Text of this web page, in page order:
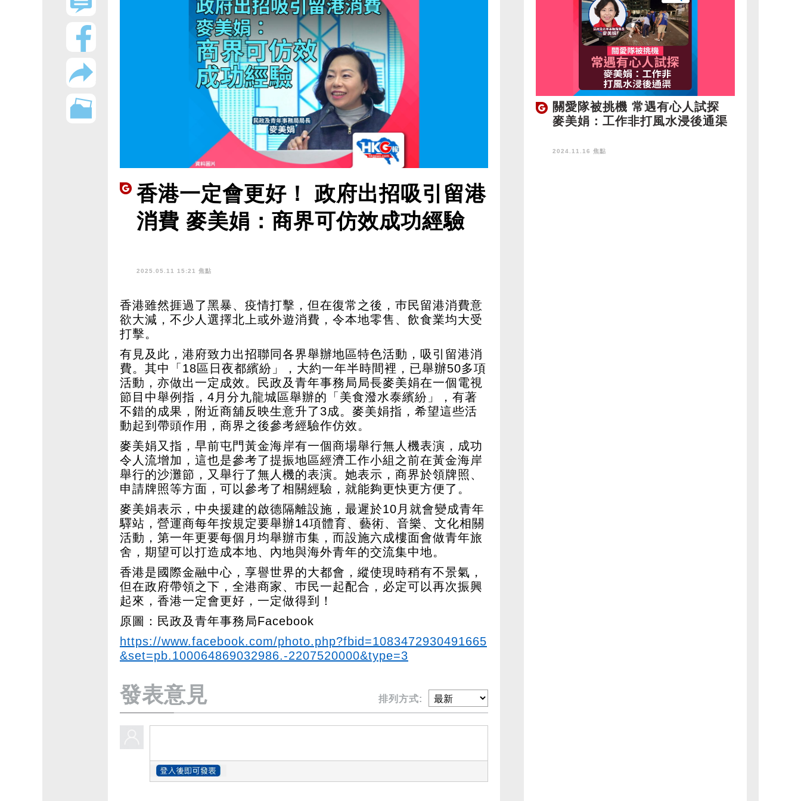
香港一定會更好！ 政府出招吸引留港
消費 麥美娟：商界可仿效成功經驗
2025.05.11 15:21 焦點
香港雖然捱過了黑暴、疫情打擊，但在復常之後，巿民留港消費意
欲大減，不少人選擇北上或外遊消費，令本地零售、飲食業均大受
打擊。
有見及此，港府致力出招聯同各界舉辦地區特色活動，吸引留港消
費。其中「18區日夜都繽紛」，大約一年半時間裡，已舉辦50多項
活動，亦做出一定成效。民政及青年事務局局長麥美娟在一個電視
節目中舉例指，4月分九龍城區舉辦的「美食潑水泰繽紛」，有著
不錯的成果，附近商舖反映生意升了3成。麥美娟指，希望這些活
動起到帶頭作用，商界之後參考經驗作仿效。
麥美娟又指，早前屯門黃金海岸有一個商場舉行無人機表演，成功
令人流增加，這也是參考了提振地區經濟工作小組之前在黃金海岸
舉行的沙灘節，又舉行了無人機的表演。她表示，商界於領牌照、
申請牌照等方面，可以參考了相關經驗，就能夠更快更方便了。
麥美娟表示，中央援建的啟德隔離設施，最遲於10月就會變成青年
驛站，營運商每年按規定要舉辦14項體育、藝術、音樂、文化相關
活動，第一年更要每個月均舉辦市集，而設施六成樓面會做青年旅
舍，期望可以打造成本地、內地與海外青年的交流集中地。
香港是國際金融中心，享譽世界的大都會，縱使現時稍有不景氣，
但在政府帶領之下，全港商家、巿民一起配合，必定可以再次振興
起來，香港一定會更好，一定做得到！
原圖：民政及青年事務局Facebook
https://www.facebook.com/photo.php?fbid=1083472930491665
&set=pb.100064869032986.-2207520000&type=3
發表意見 排列方式:
關愛隊被挑機 常遇有心人試探
麥美娟：工作非打風水浸後通渠
2024.11.16 焦點